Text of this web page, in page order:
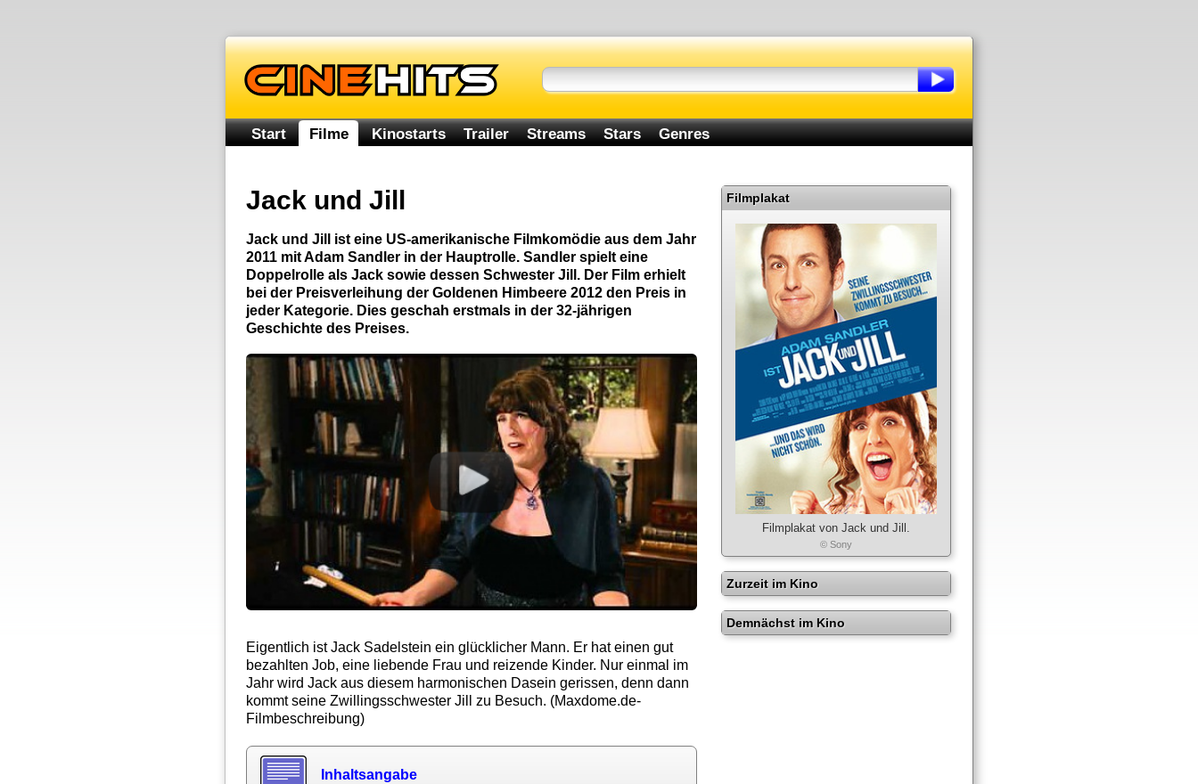
Start Filme Kinostarts Trailer Streams Stars Genres
Jack und Jill
Jack und Jill ist eine US-amerikanische Filmkomödie aus dem Jahr
2011 mit Adam Sandler in der Hauptrolle. Sandler spielt eine
Doppelrolle als Jack sowie dessen Schwester Jill. Der Film erhielt
bei der Preisverleihung der Goldenen Himbeere 2012 den Preis in
jeder Kategorie. Dies geschah erstmals in der 32-jährigen
Geschichte des Preises.
Eigentlich ist Jack Sadelstein ein glücklicher Mann. Er hat einen gut
bezahlten Job, eine liebende Frau und reizende Kinder. Nur einmal im
Jahr wird Jack aus diesem harmonischen Dasein gerissen, denn dann
kommt seine Zwillingsschwester Jill zu Besuch. (Maxdome.de-
Filmbeschreibung)
Inhaltsangabe
Filmplakat
Filmplakat von Jack und Jill.
© Sony
Zurzeit im Kino
Demnächst im Kino